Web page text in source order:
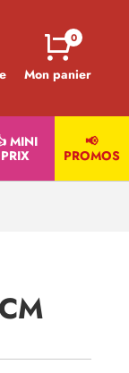
Mon panier
0
MINI
PRIX
📢
PROMOS